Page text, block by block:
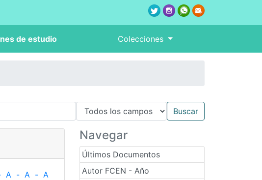
de estudio Colecciones
Navegar
Últimos Documentos
Autor FCEN - Año
A - A - A